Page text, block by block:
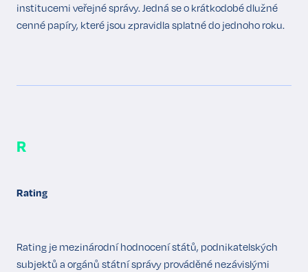
institucemi veřejné správy. Jedná se o krátkodobé dlužné
cenné papíry, které jsou zpravidla splatné do jednoho roku.
R
Rating
Rating je mezinárodní hodnocení států, podnikatelských
subjektů a orgánů státní správy prováděné nezávislými